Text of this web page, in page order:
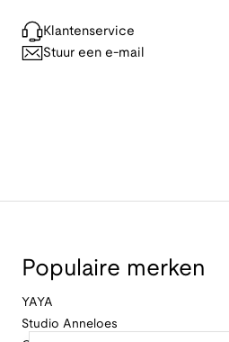
Klantenservice
Stuur een e-mail
Populaire merken
YAYA
Studio Anneloes